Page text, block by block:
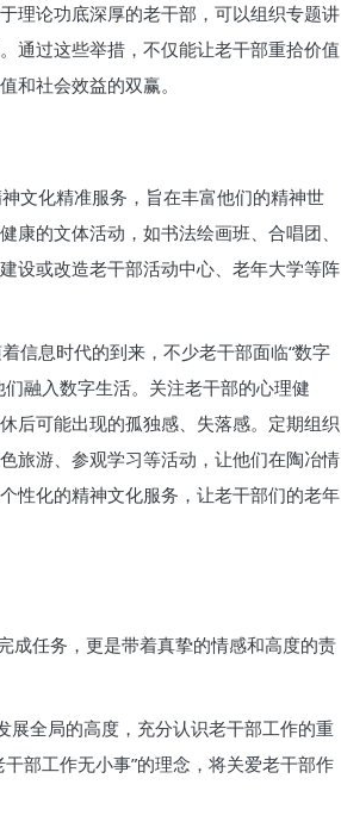
理论功底深厚的老干部，可以组织专题讲
通过这些举措，不仅能让老干部重拾价值
和社会效益的双赢。
文化精准服务，旨在丰富他们的精神世
的文体活动，如书法绘画班、合唱团、
设或改造老干部活动中心、老年大学等阵
信息时代的到来，不少老干部面临“数字
融入数字生活。关注老干部的心理健
后可能出现的孤独感、失落感。定期组织
旅游、参观学习等活动，让他们在陶冶情
性化的精神文化服务，让老干部们的老年
成任务，更是带着真挚的情感和高度的责
展全局的高度，充分认识老干部工作的重
部工作无小事”的理念，将关爱老干部作